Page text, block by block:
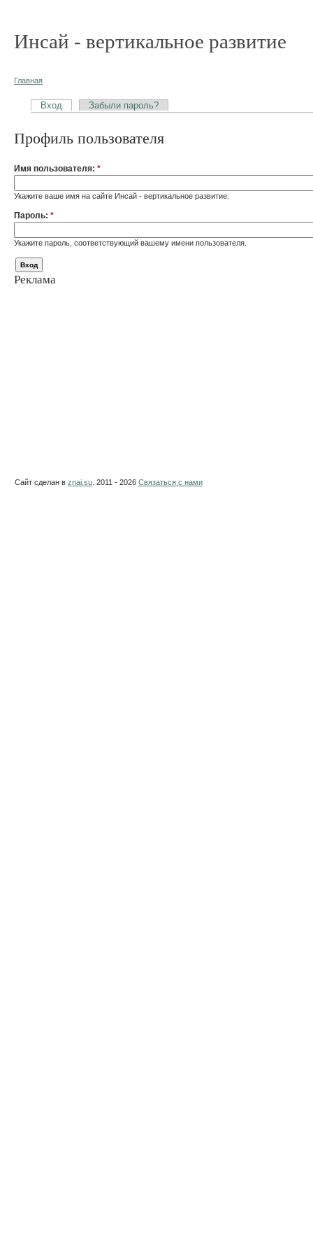
Инсай - вертикальное развитие
Главная
Вход Забыли пароль?
Профиль пользователя
Имя пользователя: *
Укажите ваше имя на сайте Инсай - вертикальное развитие.
Пароль: *
Укажите пароль, соответствующий вашему имени пользователя.
Реклама
Сайт сделан в znai.su . 2011 - 2026 Связаться с нами